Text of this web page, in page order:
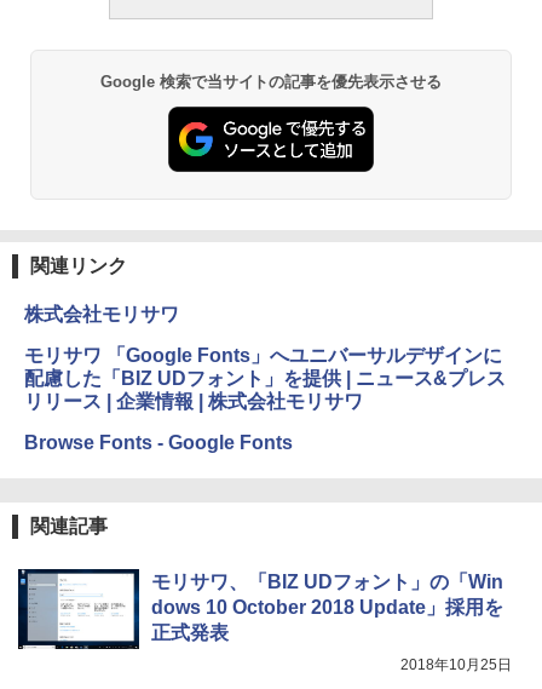
￥480
ClaudeCode いちばんやさしい 教科書:
非エンジニア 初心者 素人 でも安心 使い
方 マニュアル AI副業にもコンテンツ作成
にもKindle出版にも！ 非エンジニアのた
めのAIコーディング入門シリーズ
￥1,292
FM TOWNS ハイパー・カタログ: 本体ハ
書籍リーダー、ブラック、16GB、広告な
￥16,980
Kindle Paperwhite シグニチャーエディ
ション (32GB) 7インチディスプレイ、明
るさ自動調整、色調調節ライト、12週間
Amazon Kindle Colorsoft | 16GBストレ
ージ、防水、7インチカラーディスプレ
イ、色調調節ライト、最大8週間持続バッ
テリー、広告無し、ブラック (2025年発
売)
11インチカラーディスプレイ、64GBスト
レージ、ノート機能搭載、明るさ自動調
整、色調調節ライト、プレミアムペン付
き、グラファイト
Google 検索で当サイトの記事を優先表示させる
関連リンク
株式会社モリサワ
モリサワ 「Google Fonts」へユニバーサルデザインに
配慮した「BIZ UDフォント」を提供 | ニュース&プレス
リリース | 企業情報 | 株式会社モリサワ
Browse Fonts - Google Fonts
関連記事
モリサワ、「BIZ UDフォント」の「Win
dows 10 October 2018 Update」採用を
正式発表
2018年10月25日